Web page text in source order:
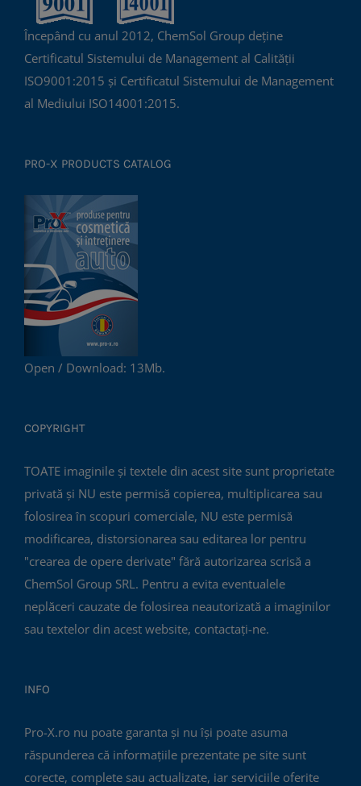
Începând cu anul 2012, ChemSol Group deține
Certificatul Sistemului de Management al Calității
ISO9001:2015 și Certificatul Sistemului de Management
al Mediului ISO14001:2015.
PRO-X PRODUCTS CATALOG
Open / Download: 13Mb.
COPYRIGHT
TOATE imaginile și textele din acest site sunt proprietate
privată și NU este permisă copierea, multiplicarea sau
folosirea în scopuri comerciale, NU este permisă
modificarea, distorsionarea sau editarea lor pentru
"crearea de opere derivate" fără autorizarea scrisă a
ChemSol Group SRL. Pentru a evita eventualele
neplăceri cauzate de folosirea neautorizată a imaginilor
sau textelor din acest website, contactați-ne.
INFO
Pro-X.ro nu poate garanta și nu își poate asuma
răspunderea că informațiile prezentate pe site sunt
corecte, complete sau actualizate, iar serviciile oferite